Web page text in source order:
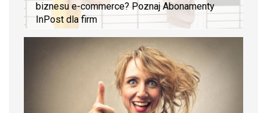
biznesu e-commerce? Poznaj Abonamenty
InPost dla firm